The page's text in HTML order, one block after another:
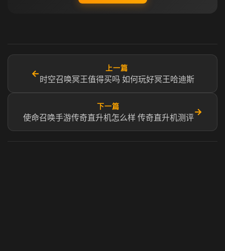
←
上一篇
时空召唤冥王值得买吗 如何玩好冥王哈迪斯
下一篇
使命召唤手游传奇直升机怎么样 传奇直升机测评
→